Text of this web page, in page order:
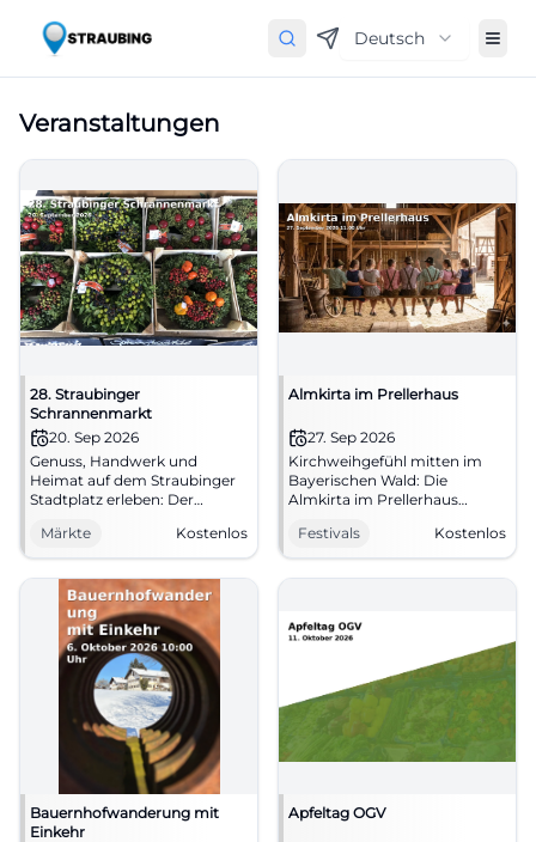
Deutsch
Veranstaltungen
28. Straubinger
Schrannenmarkt
20. Sep 2026
Genuss, Handwerk und
Heimat auf dem Straubinger
Stadtplatz erleben: Der
regionale Spezialitäten und
Direktvermarkter zusammen.
Eintritt frei. #Straubing
#Marktliebe
Märkte Kostenlos
Almkirta im Prellerhaus
27. Sep 2026
Kirchweihgefühl mitten im
Bayerischen Wald: Die
Almkirta im Prellerhaus
Genuss und Natur. 27.09.2026,
Eintritt frei. #SanktEnglmar
#Kirta
Festivals Kostenlos
Bauernhofwanderung mit
Einkehr
Apfeltag OGV